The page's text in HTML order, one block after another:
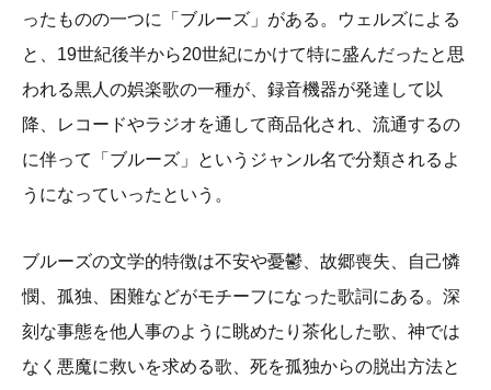
ったものの一つに「ブルーズ」がある。ウェルズによる
と、19世紀後半から20世紀にかけて特に盛んだったと思
われる黒人の娯楽歌の一種が、録音機器が発達して以
降、レコードやラジオを通して商品化され、流通するの
に伴って「ブルーズ」というジャンル名で分類されるよ
うになっていったという。
ブルーズの文学的特徴は不安や憂鬱、故郷喪失、自己憐
憫、孤独、困難などがモチーフになった歌詞にある。深
刻な事態を他人事のように眺めたり茶化した歌、神では
なく悪魔に救いを求める歌、死を孤独からの脱出方法と